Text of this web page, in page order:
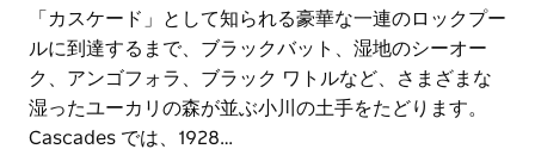
「カスケード」として知られる豪華な一連のロックプー
ルに到達するまで、ブラックバット、湿地のシーオー
ク、アンゴフォラ、ブラック ワトルなど、さまざまな
湿ったユーカリの森が並ぶ小川の土手をたどります。
Cascades では、1928…